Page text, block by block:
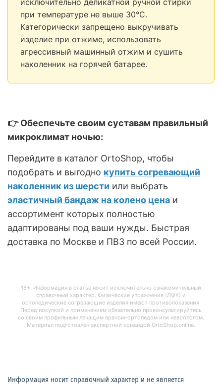
при температуре не выше 30°C.
Категорически запрещено выкручивать
изделие при отжиме, использовать
агрессивный машинный отжим и сушить
наколенник на горячей батарее.
👉 Обеспечьте своим суставам правильный
микроклимат ночью:
Перейдите в каталог OrtoShop, чтобы
подобрать и выгодно купить согревающий
наколенник из шерсти или выбрать
эластичный бандаж на колено цена и
ассортимент которых полностью
адаптированы под ваши нужды. Быстрая
доставка по Москве и ПВЗ по всей России.
18+. Информация в статье носит исключительно ознакомительный
справочный характер. Физические упражнения (ЛФК) и
ортопедические согревающие изделия имеют противопоказания.
Перед покупкой и применением обязательно проконсультируйтесь
со своим профильным лечащим врачом-ортопедом или неврологом.
Материал подготовлен экспертной командой OrtoShop.online.
Информация носит справочный характер и не является